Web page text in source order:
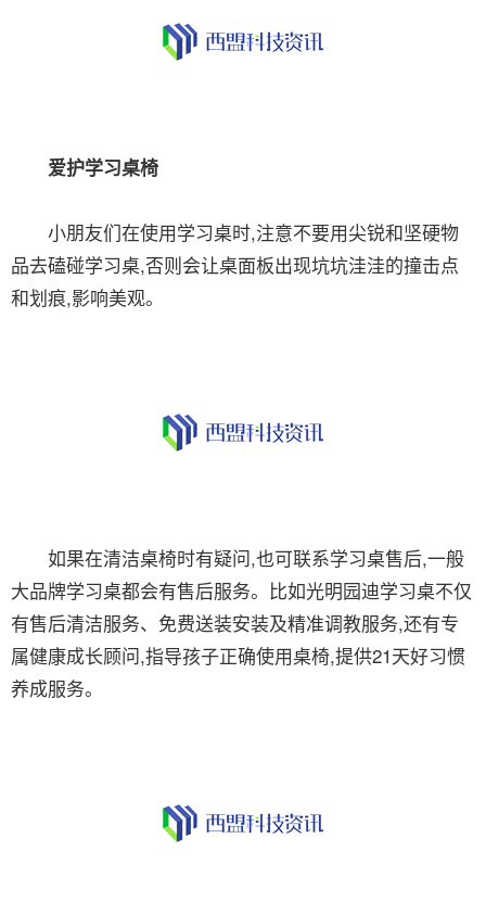
爱护学习桌椅
小朋友们在使用学习桌时,注意不要用尖锐和坚硬物
品去磕碰学习桌,否则会让桌面板出现坑坑洼洼的撞击点
和划痕,影响美观。
如果在清洁桌椅时有疑问,也可联系学习桌售后,一般
大品牌学习桌都会有售后服务。比如光明园迪学习桌不仅
有售后清洁服务、免费送装安装及精准调教服务,还有专
属健康成长顾问,指导孩子正确使用桌椅,提供21天好习惯
养成服务。